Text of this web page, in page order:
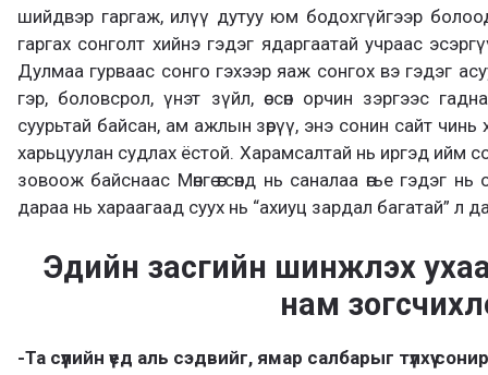
шийдвэр гаргаж, илүү дутуу юм бодохгүйгээр болоод
гаргах сонголт хийнэ гэдэг ядаргаатай учраас
Дулмаа гурваас сонго гэхээр яаж сонгох вэ гэдэг
гэр, боловсрол, үнэт зүйл, өссөн орчин зэргээс
суурьтай байсан, ам ажлын зөрүү, энэ сонин сайт
харьцуулан судлах ёстой. Харамсалтай нь иргэд ийм
зовоож байснаас Мөнгө өгсөнд нь саналаа өгье гэдэг
дараа нь хараагаад суух нь “ахиуц зардал багатай” л
Эдийн засгийн шинжлэх
нам
-Та сүүлийн үед аль сэдвийг, ямар салбарыг түлхүү